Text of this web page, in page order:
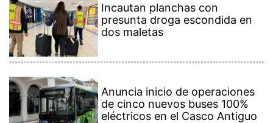
Incautan planchas con
presunta droga escondida en
dos maletas
Anuncia inicio de operaciones
de cinco nuevos buses 100%
eléctricos en el Casco Antiguo